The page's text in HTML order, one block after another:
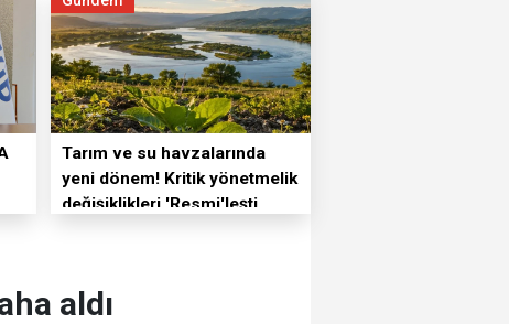
Tarım ve su havzalarında
yeni dönem! Kritik yönetmelik
değişiklikleri 'Resmi'leşti
aldı